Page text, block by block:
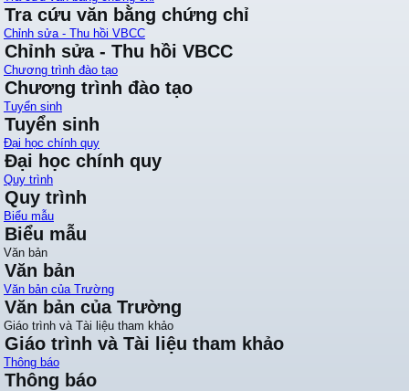
Tra cứu văn bằng chứng chỉ
Chỉnh sửa - Thu hồi VBCC
Chỉnh sửa - Thu hồi VBCC
Chương trình đào tạo
Chương trình đào tạo
Tuyển sinh
Tuyển sinh
Đại học chính quy
Đại học chính quy
Quy trình
Quy trình
Biểu mẫu
Biểu mẫu
Văn bản
Văn bản
Văn bản của Trường
Văn bản của Trường
Giáo trình và Tài liệu tham khảo
Giáo trình và Tài liệu tham khảo
Thông báo
Thông báo